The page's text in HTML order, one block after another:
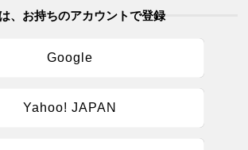
、お持ちのアカウントで登録
Google
Yahoo! JAPAN